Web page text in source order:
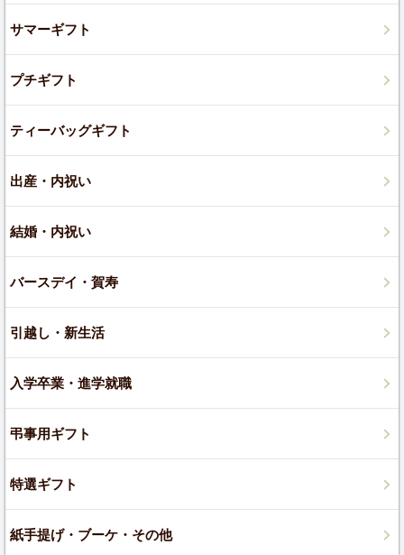
サマーギフト
プチギフト
ティーバッグギフト
出産・内祝い
結婚・内祝い
バースデイ・賀寿
引越し・新生活
入学卒業・進学就職
弔事用ギフト
特選ギフト
紙手提げ・ブーケ・その他